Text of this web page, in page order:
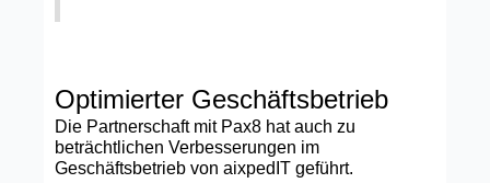
Optimierter Geschäftsbetrieb
Die Partnerschaft mit Pax8 hat auch zu
beträchtlichen Verbesserungen im
Geschäftsbetrieb von aixpedIT geführt.